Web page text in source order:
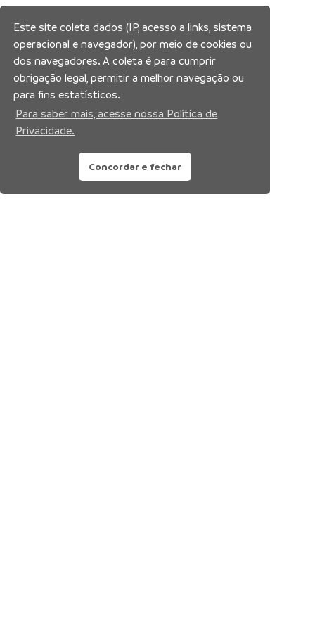
Este site coleta dados (IP, acesso a links, sistema
operacional e navegador), por meio de cookies ou
dos navegadores. A coleta é para cumprir
obrigação legal, permitir a melhor navegação ou
para fins estatísticos.
Para saber mais, acesse nossa Política de
Privacidade.
Concordar e fechar